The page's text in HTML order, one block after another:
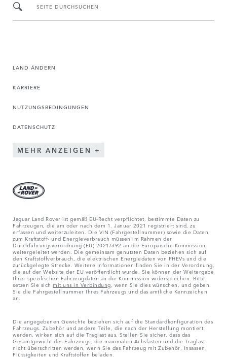
SEITE DURCHSUCHEN
LAND ÄNDERN
KARRIERE
NUTZUNGSBEDINGUNGEN
DATENSCHUTZ
MEHR ANZEIGEN
Jaguar Land Rover ist gemäß EU-Recht verpflichtet, bestimmte Daten zu
Fahrzeugen, die am oder nach dem 1. Januar 2021 registriert sind, zu
erfassen und weiterzuleiten. Die VIN (Fahrgestellnummer) sowie die Daten
zum Kraftstoff- und Energieverbrauch müssen im Rahmen der
Durchführungsverordnung (EU) 2021/392 an die Europäische Kommission
weitergeleitet werden. Die gemeinsam genutzten Daten beziehen sich auf
den Kraftstoffverbrauch, die elektrischen Energiedaten von PHEVs und die
zurückgelegte Strecke. Weitere Informationen finden Sie in der Verordnung,
die auf der Website der EU veröffentlicht wurde. Sie können der Weitergabe
Ihrer spezifischen Fahrzeugdaten an die Kommission widersprechen. Bitte
setzen Sie sich mit uns in Verbindung , wenn Sie dies wünschen, und geben
Sie die Fahrgestellnummer Ihres Fahrzeugs und das amtliche Kennzeichen
an.
Die angegebenen Gewichte beziehen sich auf die Standardkonfiguration des
Fahrzeugs. Zubehör und andere Teile, die nach der Herstellung montiert
werden, wirken sich auf die Traglast aus. Stellen Sie sicher, dass das
Gesamtgewicht des Fahrzeugs, die maximalen Achslasten und die Traglast
nicht überschritten werden, wenn Sie das Fahrzeug mit Zubehör, Insassen,
Flüssigkeiten und Kraftstoffen beladen.